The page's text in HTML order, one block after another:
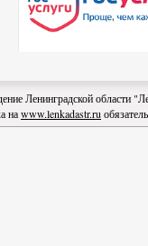
Ленинградской области
наwww.lenkadastr.ru